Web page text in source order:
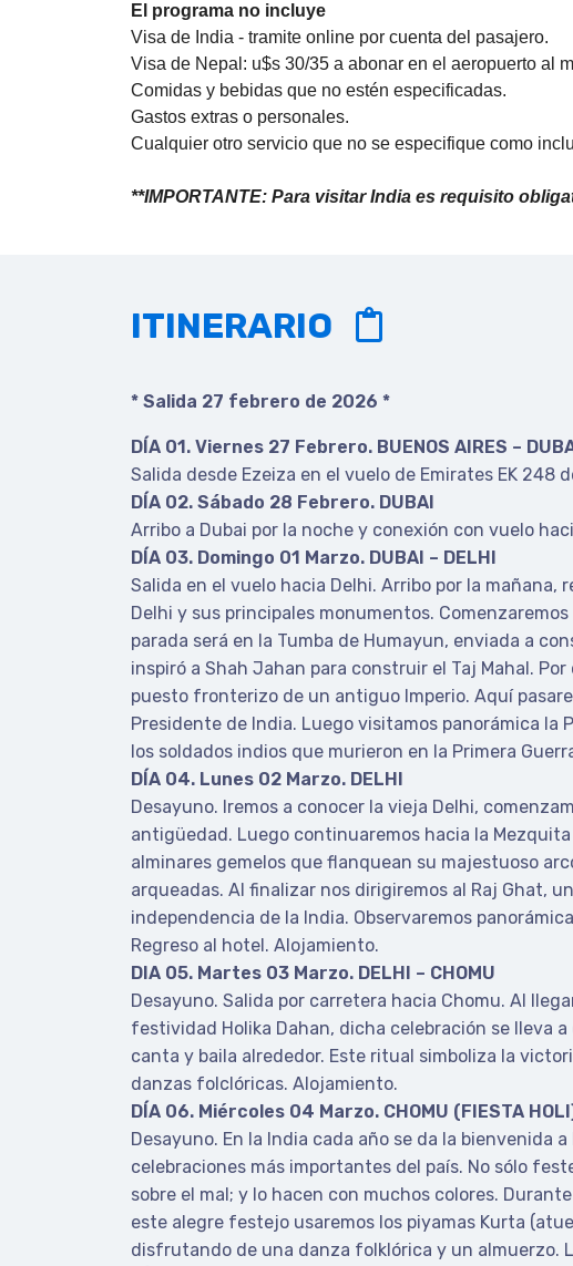
El programa no incluye
Visa de India - tramite online por cuenta del pasajero.
Visa de Nepal: u$s 30/35 a abonar en el aeropuerto al
Comidas y bebidas que no estén especificadas.
Gastos extras o personales.
Cualquier otro servicio que no se especifique como
**IMPORTANTE: Para visitar India es requisito
ITINERARIO
* Salida 27 febrero de 2026 *
DÍA 01. Viernes 27 Febrero. BUENOS AIRES –
Salida desde Ezeiza en el vuelo de Emirates EK 248
DÍA 02. Sábado 28 Febrero. DUBAI
Arribo a Dubai por la noche y conexión con vuelo
DÍA 03. Domingo 01 Marzo. DUBAI – DELHI
Salida en el vuelo hacia Delhi. Arribo por la
Delhi y sus principales monumentos.
parada será en la Tumba de Humayun, enviada a
inspiró a Shah Jahan para construir el Taj Mahal.
puesto fronterizo de un antiguo Imperio. Aquí
Presidente de India. Luego visitamos panorámica
los soldados indios que murieron en la Primera
DÍA 04. Lunes 02 Marzo. DELHI
Desayuno. Iremos a conocer la vieja Delhi,
antigüedad. Luego continuaremos hacia la
alminares gemelos que flanquean su majestuoso
arqueadas. Al finalizar nos dirigiremos al Raj Ghat,
independencia de la India. Observaremos
Regreso al hotel. Alojamiento.
DIA 05. Martes 03 Marzo. DELHI – CHOMU
Desayuno. Salida por carretera hacia Chomu. Al
festividad Holika Dahan, dicha celebración se lleva
canta y baila alrededor. Este ritual simboliza la
danzas folclóricas. Alojamiento.
DÍA 06. Miércoles 04 Marzo. CHOMU (FIESTA
Desayuno. En la India cada año se da la bienvenida
celebraciones más importantes del país. No sólo
sobre el mal; y lo hacen con muchos colores.
este alegre festejo usaremos los piyamas Kurta
disfrutando de una danza folklórica y un almuerzo.